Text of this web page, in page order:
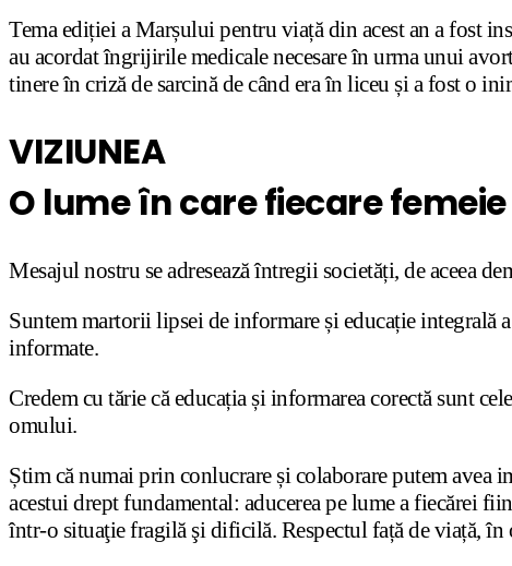
Tema ediției a Marșului pentru viață din acest an a fost
au acordat îngrijirile medicale necesare în urma unui
tinere în criză de sarcină de când era în liceu și a fost o
VIZIUNEA
O lume în care fiecare
Mesajul nostru se adresează întregii societăți, de aceea
Suntem martorii lipsei de informare și educație integrală
informate.
Credem cu tărie că educația și informarea corectă sunt
omului.
Știm că numai prin conlucrare și colaborare putem avea
acestui drept fundamental: aducerea pe lume a fiecărei
într-o situaţie fragilă şi dificilă. Respectul față de viață, în